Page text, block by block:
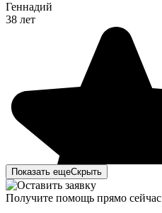
Геннадий
38 лет
Показать ещеСкрыть
Получите помощь прямо сейчас